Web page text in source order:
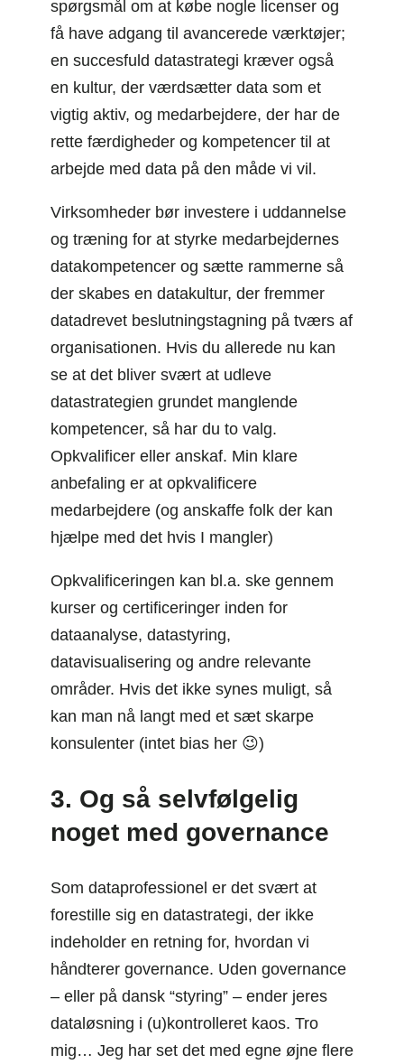
spørgsmål om at købe nogle licenser og
få have adgang til avancerede værktøjer;
en succesfuld datastrategi kræver også
en kultur, der værdsætter data som et
vigtig aktiv, og medarbejdere, der har de
rette færdigheder og kompetencer til at
arbejde med data på den måde vi vil.
Virksomheder bør investere i uddannelse
og træning for at styrke medarbejdernes
datakompetencer og sætte rammerne så
der skabes en datakultur, der fremmer
datadrevet beslutningstagning på tværs af
organisationen. Hvis du allerede nu kan
se at det bliver svært at udleve
datastrategien grundet manglende
kompetencer, så har du to valg.
Opkvalificer eller anskaf. Min klare
anbefaling er at opkvalificere
medarbejdere (og anskaffe folk der kan
hjælpe med det hvis I mangler)
Opkvalificeringen kan bl.a. ske gennem
kurser og certificeringer inden for
dataanalyse, datastyring,
datavisualisering og andre relevante
områder. Hvis det ikke synes muligt, så
kan man nå langt med et sæt skarpe
konsulenter (intet bias her 😉)
3. Og så selvfølgelig
noget med governance
Som dataprofessionel er det svært at
forestille sig en datastrategi, der ikke
indeholder en retning for, hvordan vi
håndterer governance. Uden governance
– eller på dansk “styring” – ender jeres
dataløsning i (u)kontrolleret kaos. Tro
mig… Jeg har set det med egne øjne flere